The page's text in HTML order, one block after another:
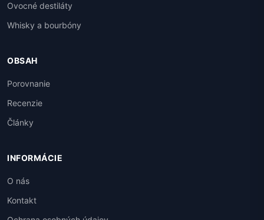
Ovocné destiláty
Whisky a bourbóny
OBSAH
Porovnanie
Recenzie
Články
INFORMÁCIE
O nás
Kontakt